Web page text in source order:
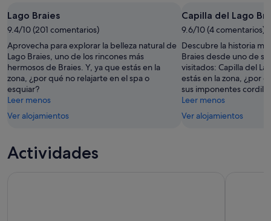
ago
-
8
ago
semana,
7
ago
-
9
ago
próximo
fin
de
semana,
14
ago
-
16
ago
Lago Braies
9.4/10 (201 comentarios)
Aprovecha para explorar la belleza natural de
Lago Braies, uno de los rincones más
hermosos de Braies. Y, ya que estás en la
zona, ¿por qué no relajarte en el spa o
esquiar?
Leer menos
Ver alojamientos
Capilla del Lago
9.6/10 (4 comentarios)
Descubre la historia
Braies desde uno de
visitados: Capilla del
estás en la zona, ¿por
sus imponentes
Leer menos
Ver alojamientos
Actividades